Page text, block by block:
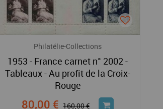
Philatélie-Collections
1953 - France carnet n° 2002 -
Tableaux - Au profit de la Croix-
Rouge
80,00 € 160,00 €